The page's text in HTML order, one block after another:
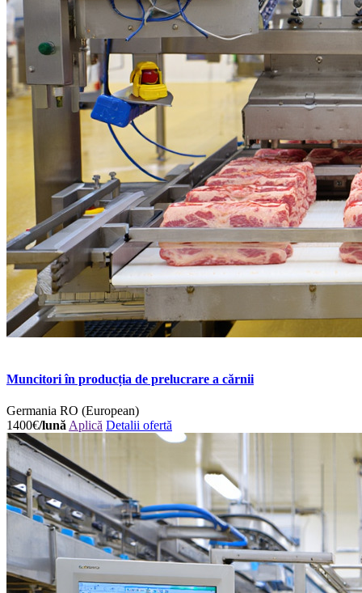
Muncitori în producția de prelucrare a cărnii
Germania RO (European)
1400€/lună Aplică Detalii ofertă